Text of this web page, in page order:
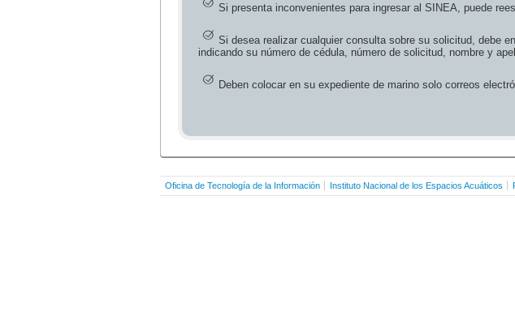
Si presenta inconvenientes para ingresar al SINEA, puede
Si desea realizar cualquier consulta sobre su solicitud, debe
indicando su número de cédula, número de solicitud, nombre y
Deben colocar en su expediente de marino solo correos
Oficina de Tecnología de la Información Instituto Nacional de los Espacios Acuáticos